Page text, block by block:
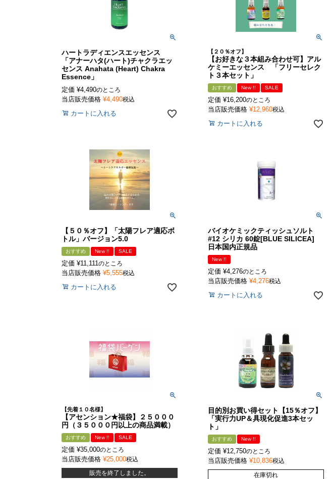
ハートラディエンスエッセンス
「アナーハタ(ハート)チャクラエッ
センス Anahata (Heart) Chakra
Essence」
定価 ¥4,490のところ
当店販売価格 ¥4,490税込
カートに入れる
【２０％オフ】
【お好きな３本組み合わせ可】アル
ケミーエッセンス 「フリーセレク
ト３本セット」
おすすめ New !! SALE
定価 ¥16,200のところ
当店販売価格 ¥12,960税込
カートに入れる
【５０％オフ】「太陽フレア適応ボ
トル」バージョン5.0
おすすめ New !! SALE
定価 ¥11,111 のところ
当店販売価格 ¥5,555税込
カートに入れる
バイオケミックティッシュソルト
#12 シリカ 60錠[BLUE SILICEA]
日本国内正規品
New !!
定価 ¥4,276のところ
当店販売価格 ¥4,276税込
カートに入れる
【先着１０名様】
【アセンション★福袋】２５０００
円（３５０００円以上の商品満載）
おすすめ New !! SALE
定価 ¥35,000のところ
当店販売価格 ¥25,000税込
販売を終了しました。
目的別お買い得セット【15％オフ】
「実行力UP＆具現化促進3本セッ
ト」
おすすめ New !!
定価 ¥12,750のところ
当店販売価格 ¥10,836税込
在庫切れ